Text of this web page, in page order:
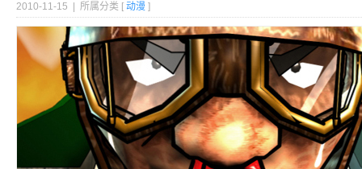
2010-11-15 | 所属分类 [ 动漫 ]